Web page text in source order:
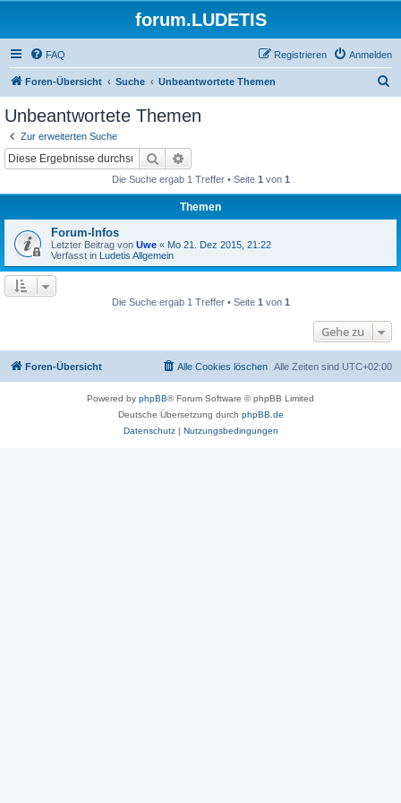
forum.LUDETIS
FAQ Anmelden
Registrieren
Foren-Übersicht Suche Unbeantwortete Themen
Unbeantwortete Themen
Zur erweiterten Suche
Suche
Die Suche ergab 1 Treffer • Seite 1 von 1
Themen
Forum-Infos
Letzter Beitrag von Uwe « Mo 21. Dez 2015, 21:22
Verfasst in Ludetis Allgemein
Die Suche ergab 1 Treffer • Seite 1 von 1
Gehe zu
Foren-Übersicht Alle Zeiten sind UTC+02:00
Alle Cookies löschen
Powered by phpBB® Forum Software © phpBB Limited
Deutsche Übersetzung durch phpBB.de
Datenschutz| Nutzungsbedingungen